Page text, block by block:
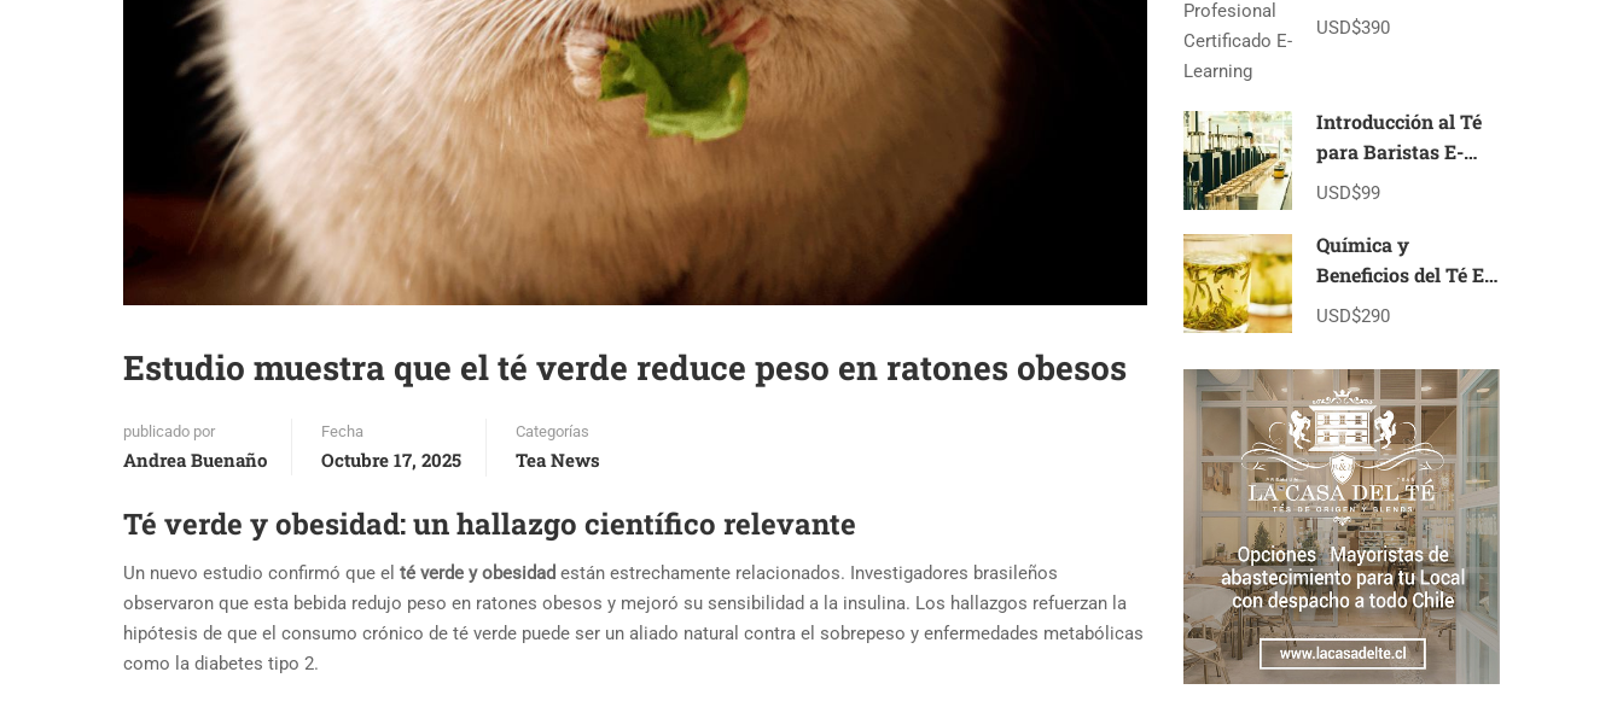
Estudio muestra que el té verde reduce peso en ratones obesos
publicado por
Andrea Buenaño
Fecha
Octubre 17, 2025
Categorías
Tea News
Té verde y obesidad: un hallazgo científico relevante
Un nuevo estudio confirmó que el té verde y obesidad están estrechamente relacionados. Investigadores brasileños
observaron que esta bebida redujo peso en ratones obesos y mejoró su sensibilidad a la insulina. Los hallazgos refuerzan la
hipótesis de que el consumo crónico de té verde puede ser un aliado natural contra el sobrepeso y enfermedades metabólicas
como la diabetes tipo 2.
Certificado E-
USD$390
Introducción al Té
para Baristas E-
learning
USD$99
Química y
Beneficios del Té E-
Learning
USD$290